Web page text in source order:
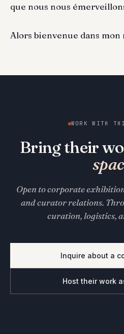
que nous nous
Alors bienvenue dans
WORK WITH
Bring their
Open to corporate
and curator relations.
curation, logistics,
Inquire about a
Host their work